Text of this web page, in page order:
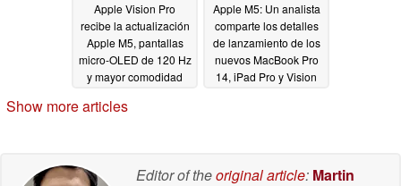
Apple Vision Pro
recibe la actualización
Apple M5, pantallas
micro-OLED de 120 Hz
y mayor comodidad
Apple M5: Un analista
comparte los detalles
de lanzamiento de los
nuevos MacBook Pro
14, iPad Pro y Vision
Show more articles
Editor of theoriginal article: Martin